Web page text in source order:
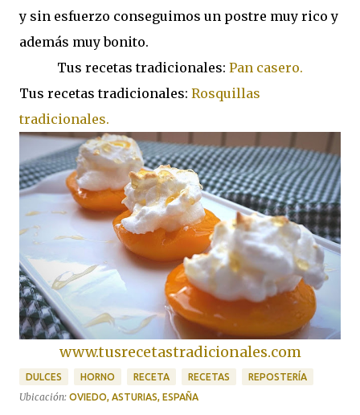
y sin esfuerzo conseguimos un postre muy rico y
además muy bonito.
Tus recetas tradicionales: Pan casero.
Tus recetas tradicionales: Rosquillas
tradicionales.
www.tusrecetastradicionales.com
DULCES HORNO RECETA RECETAS REPOSTERÍA
Ubicación: OVIEDO, ASTURIAS, ESPAÑA